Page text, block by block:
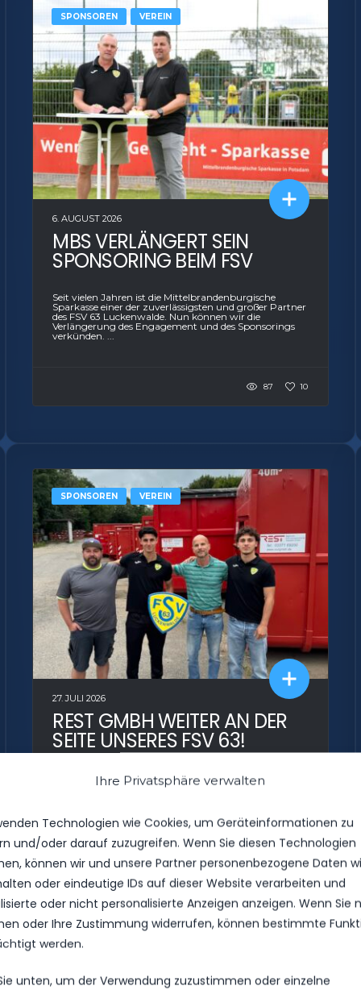
Ihre Privatsphäre verwalten
Technologien wie Cookies, um Geräteinformationen zu
und/oder darauf zuzugreifen. Wenn Sie diesen Technologien
können wir und unsere Partner personenbezogene Daten
oder eindeutige IDs auf dieser Website verarbeiten und
oder nicht personalisierte Anzeigen anzeigen. Wenn Sie
oder Ihre Zustimmung widerrufen, können bestimmte
werden.
unten, um der Verwendung zuzustimmen oder einzelne
SPONSOREN VEREIN
6. AUGUST 2026
MBS VERLÄNGERT SEIN
SPONSORING BEIM FSV
Seit vielen Jahren ist die Mittelbrandenburgische
Sparkasse einer der zuverlässigsten und großer Partner
des FSV 63 Luckenwalde. Nun können wir die
Verlängerung des Engagement und des Sponsorings
verkünden. ...
87 10
SPONSOREN VEREIN
27. JULI 2026
REST GMBH WEITER AN DER
SEITE UNSERES FSV 63!
Anlässlich der Vertragsverlängerung statteten Max und
Claas unserem Sponsor einen Besuch ab. Bekannt ist